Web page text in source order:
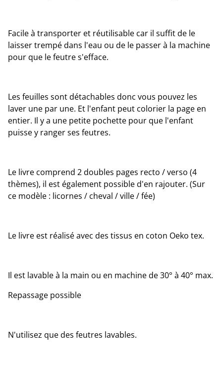
Facile à transporter et réutilisable car il suffit de le
laisser trempé dans l'eau ou de le passer à la machine
pour que le feutre s'efface.
Les feuilles sont détachables donc vous pouvez les
laver une par une. Et l'enfant peut colorier la page en
entier. Il y a une petite pochette pour que l'enfant
puisse y ranger ses feutres.
Le livre comprend 2 doubles pages recto / verso (4
thèmes), il est également possible d'en rajouter. (Sur
ce modèle : licornes / cheval / ville / fée)
Le livre est réalisé avec des tissus en coton Oeko tex.
Il est lavable à la main ou en machine de 30° à 40° max.
Repassage possible
N'utilisez que des feutres lavables.